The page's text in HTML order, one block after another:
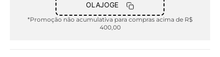
OLAJOGE
*Promoção não acumulativa para compras acima de R$
400,00